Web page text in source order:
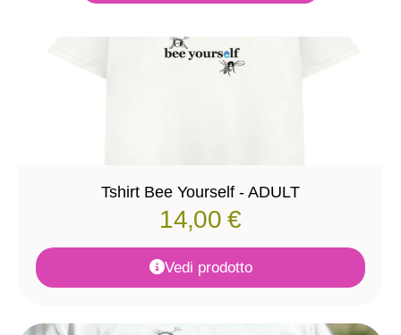
Tshirt Bee Yourself - ADULT
14,00€
Vedi prodotto